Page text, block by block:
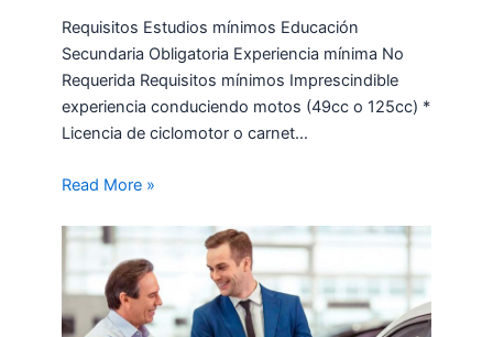
Requisitos Estudios mínimos Educación
Secundaria Obligatoria Experiencia mínima No
Requerida Requisitos mínimos Imprescindible
experiencia conduciendo motos (49cc o 125cc) *
Licencia de ciclomotor o carnet…
Read More »